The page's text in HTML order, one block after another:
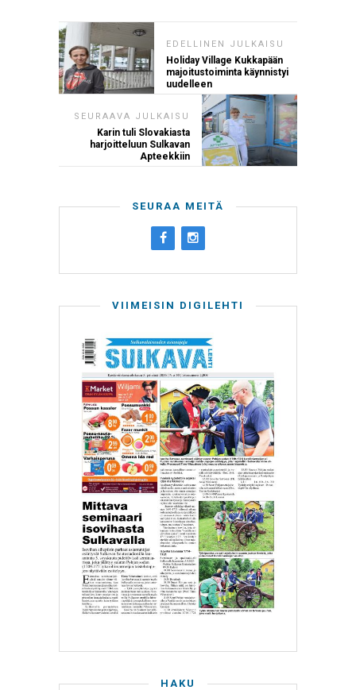
EDELLINEN JULKAISU
Holiday Village Kukkapään
majoitustoiminta käynnistyi
uudelleen
SEURAAVA JULKAISU
Karin tuli Slovakiasta
harjoitteluun Sulkavan
Apteekkiin
SEURAA MEITÄ
VIIMEISIN DIGILEHTI
HAKU